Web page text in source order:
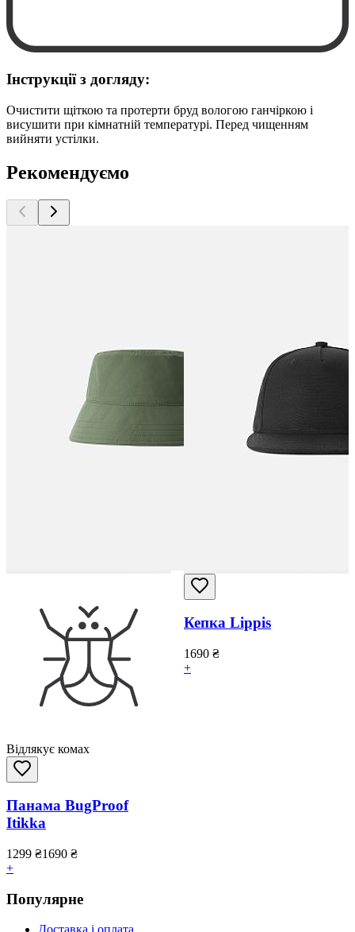
Інструкції з догляду:
Очистити щіткою та протерти бруд вологою ганчіркою і
висушити при кімнатній температурі. Перед чищенням
вийняти устілки.
Рекомендуємо
Відлякує комах
Панама BugProof
Itikka
1299 ₴1690 ₴
+
Кепка Lippis
1690 ₴
+
Популярне